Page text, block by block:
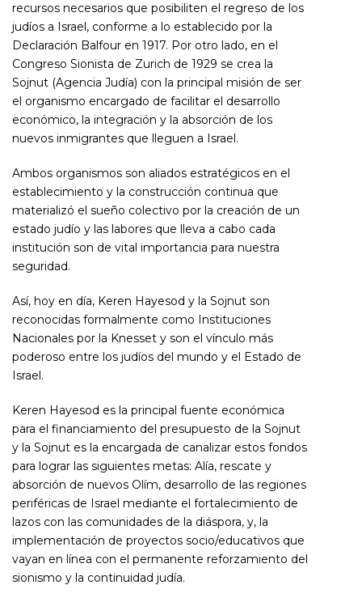
recursos necesarios que posibiliten el regreso de los
judíos a Israel, conforme a lo establecido por la
Declaración Balfour en 1917. Por otro lado, en el
Congreso Sionista de Zurich de 1929 se crea la
Sojnut (Agencia Judía) con la principal misión de ser
el organismo encargado de facilitar el desarrollo
económico, la integración y la absorción de los
nuevos inmigrantes que lleguen a Israel.
Ambos organismos son aliados estratégicos en el
establecimiento y la construcción continua que
materializó el sueño colectivo por la creación de un
estado judío y las labores que lleva a cabo cada
institución son de vital importancia para nuestra
seguridad.
Así, hoy en día, Keren Hayesod y la Sojnut son
reconocidas formalmente como Instituciones
Nacionales por la Knesset y son el vínculo más
poderoso entre los judíos del mundo y el Estado de
Israel.
Keren Hayesod es la principal fuente económica
para el financiamiento del presupuesto de la Sojnut
y la Sojnut es la encargada de canalizar estos fondos
para lograr las siguientes metas: Alía, rescate y
absorción de nuevos Olím, desarrollo de las regiones
periféricas de Israel mediante el fortalecimiento de
lazos con las comunidades de la diáspora, y, la
implementación de proyectos socio/educativos que
vayan en línea con el permanente reforzamiento del
sionismo y la continuidad judía.